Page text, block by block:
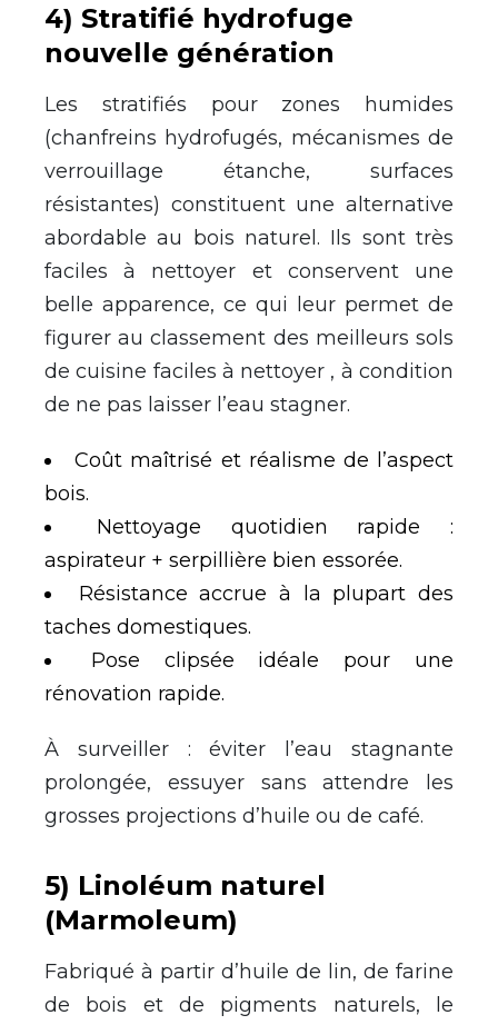
4) Stratifié hydrofuge
nouvelle génération
Les stratifiés pour zones humides
(chanfreins hydrofugés, mécanismes de
verrouillage étanche, surfaces
résistantes) constituent une alternative
abordable au bois naturel. Ils sont très
faciles à nettoyer et conservent une
belle apparence, ce qui leur permet de
figurer au classement des meilleurs sols
de cuisine faciles à nettoyer , à condition
de ne pas laisser l’eau stagner.
Coût maîtrisé et réalisme de l’aspect
bois.
Nettoyage quotidien rapide :
aspirateur + serpillière bien essorée.
Résistance accrue à la plupart des
taches domestiques.
Pose clipsée idéale pour une
rénovation rapide.
À surveiller : éviter l’eau stagnante
prolongée, essuyer sans attendre les
grosses projections d’huile ou de café.
5) Linoléum naturel
(Marmoleum)
Fabriqué à partir d’huile de lin, de farine
de bois et de pigments naturels, le